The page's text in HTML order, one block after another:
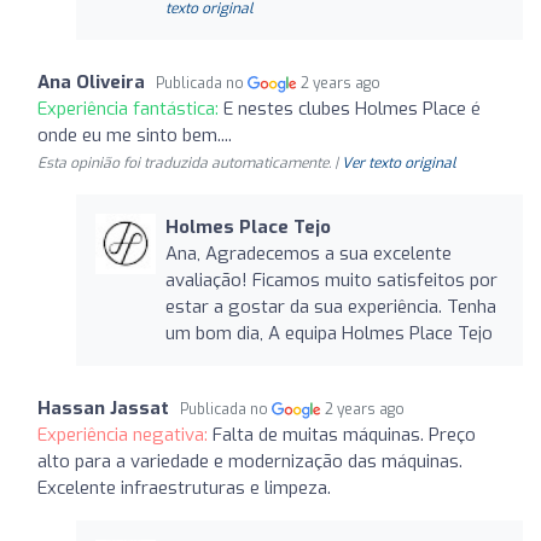
texto original
Ana Oliveira Publicada no 2 years ago
Experiência fantástica: E nestes clubes Holmes Place é
onde eu me sinto bem....
Esta opinião foi traduzida automaticamente. | Ver texto original
Holmes Place Tejo
Ana, Agradecemos a sua excelente
avaliação! Ficamos muito satisfeitos por
estar a gostar da sua experiência. Tenha
um bom dia, A equipa Holmes Place Tejo
Hassan Jassat Publicada no 2 years ago
Experiência negativa: Falta de muitas máquinas. Preço
alto para a variedade e modernização das máquinas.
Excelente infraestruturas e limpeza.